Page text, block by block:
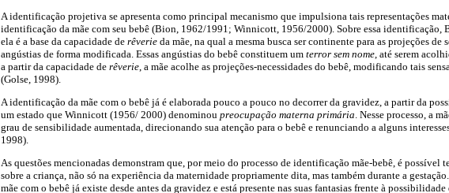
A identificação projetiva se apresenta como principal mecanismo que impulsiona tais representações
identificação da mãe com seu bebê (Bion, 1962/1991; Winnicott, 1956/2000). Sobre essa identificação,
ela é a base da capacidade de rêverie da mãe, na qual a mesma busca ser continente para as projeções de
angústias de forma modificada. Essas angústias do bebê constituem um terror sem nome , até serem
a partir da capacidade de rêverie , a mãe acolhe as projeções-necessidades do bebê, modificando tais
(Golse, 1998).
A identificação da mãe com o bebê já é elaborada pouco a pouco no decorrer da gravidez, a partir da
um estado que Winnicott (1956/ 2000) denominou preocupação materna primária . Nesse processo, a
grau de sensibilidade aumentada, direcionando sua atenção para o bebê e renunciando a alguns
1998).
As questões mencionadas demonstram que, por meio do processo de identificação mãe-bebê, é possível
sobre a criança, não só na experiência da maternidade propriamente dita, mas também durante a
mãe com o bebê já existe desde antes da gravidez e está presente nas suas fantasias frente à